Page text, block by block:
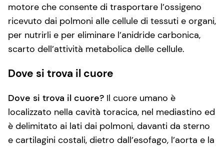
motore che consente di trasportare l’ossigeno
ricevuto dai polmoni alle cellule di tessuti e organi,
per nutrirli e per eliminare l’anidride carbonica,
scarto dell’attività metabolica delle cellule.
Dove si trova il cuore
Dove si trova il cuore? Il cuore umano è
localizzato nella cavità toracica, nel mediastino ed
è delimitato ai lati dai polmoni, davanti da sterno
e cartilagini costali, dietro dall’esofago, l’aorta e la